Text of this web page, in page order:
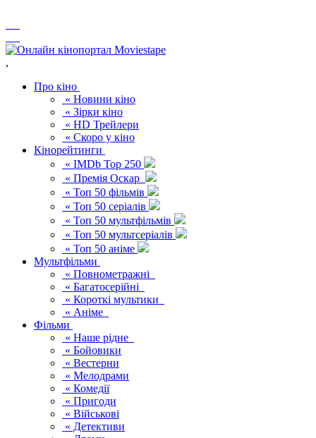
,
Про кіно
« Новини кіно
« Зірки кіно
« HD Трейлери
« Скоро у кіно
Кінорейтинги
« IMDb Top 250
« Премія Оскар
« Топ 50 фільмів
« Топ 50 серіалів
« Топ 50 мультфільмів
« Топ 50 мультсеріалів
« Топ 50 аніме
Мультфільми
« Повнометражні
« Багатосерійні
« Короткі мультики
« Аніме
Фільми
« Наше рідне
« Бойовики
« Вестерни
« Мелодрами
« Комедії
« Пригоди
« Військові
« Детективи